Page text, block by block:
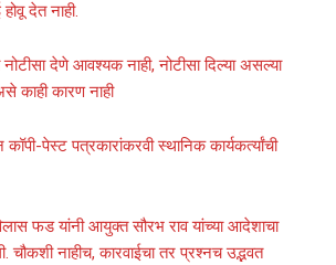
होवू देत नाही.
देणे आवश्यक नाही, नोटीसा दिल्या असल्या
काही कारण नाही
पेस्ट पत्रकारांकरवी स्थानिक कार्यकर्त्यांची
यांनी आयुक्त सौरभ राव यांच्या आदेशाचा
चौकशी नाहीच, कारवाईचा तर प्रश्‍नच उद्भवत